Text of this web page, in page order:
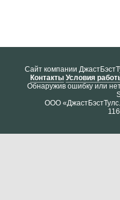
Cайт компании
Контакты Условия
Обнаружив ошибку или
ООО